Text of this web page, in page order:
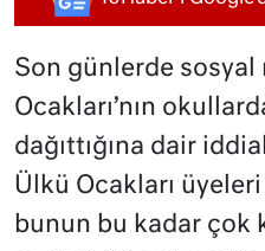
Son günlerde sosyal
Ocakları’nın
dağıttığına dair
Ülkü Ocakları
bunun bu kadar çok